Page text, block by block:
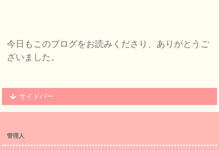
今日もこのブログをお読みくださり、ありがとうご
ざいました。
サイドバー
管理人